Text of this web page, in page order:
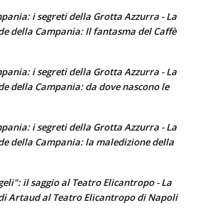
i segreti della Grotta Azzurra - La
della Campania: Il fantasma del Caffè
i segreti della Grotta Azzurra - La
della Campania: da dove nascono le
i segreti della Grotta Azzurra - La
della Campania: la maledizione della
il saggio al Teatro Elicantropo - La
Artaud al Teatro Elicantropo di Napoli